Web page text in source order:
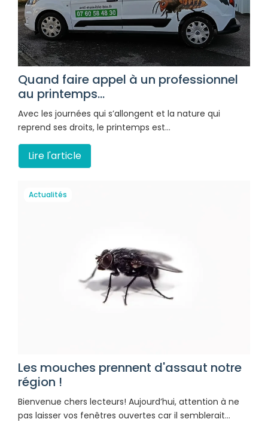
Quand faire appel à un professionnel
au printemps...
Avec les journées qui s’allongent et la nature qui
reprend ses droits, le printemps est…
Lire l'article
Actualités
Les mouches prennent d'assaut notre
région !
Bienvenue chers lecteurs! Aujourd’hui, attention à ne
pas laisser vos fenêtres ouvertes car il semblerait…